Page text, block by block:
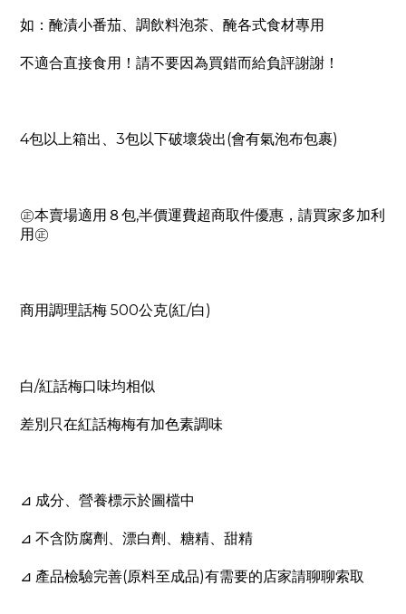
如：醃漬小番茄、調飲料泡茶、醃各式食材專用
不適合直接食用！請不要因為買錯而給負評謝謝！
4包以上箱出、 3包以下破壞袋出(會有氣泡布包裹)
㊣本賣場適用８包,半價運費超商取件優惠，請買家多加利
用㊣
商用調理話梅 500公克(紅/白)
白/紅話梅口味均相似
差別只在紅話梅梅有加色素調味
⊿ 成分、營養標示於圖檔中
⊿ 不含防腐劑、漂白劑、糖精、甜精
⊿ 產品檢驗完善(原料至成品)有需要的店家請聊聊索取